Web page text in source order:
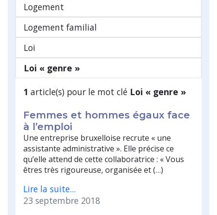
Logement
Logement familial
Loi
Loi « genre »
1 article(s) pour le mot clé Loi « genre »
Femmes et hommes égaux face
à l’emploi
Une entreprise bruxelloise recrute « une
assistante administrative ». Elle précise ce
qu’elle attend de cette collaboratrice : « Vous
êtres très rigoureuse, organisée et (…)
Lire la suite...
23 septembre 2018